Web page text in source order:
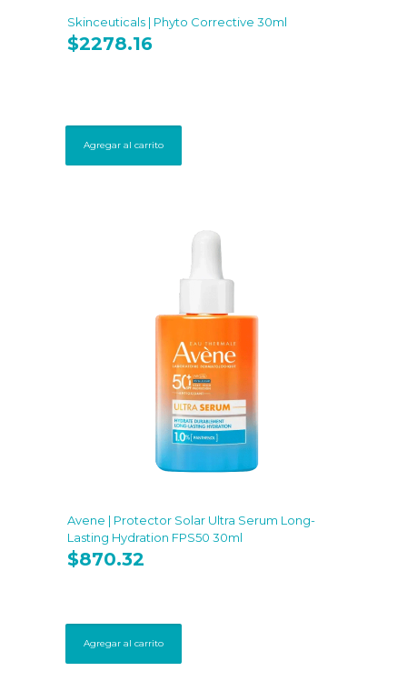
Skinceuticals | Phyto Corrective 30ml
$2278.16
Agregar al carrito
Avene | Protector Solar Ultra Serum Long-
Lasting Hydration FPS50 30ml
$870.32
Agregar al carrito